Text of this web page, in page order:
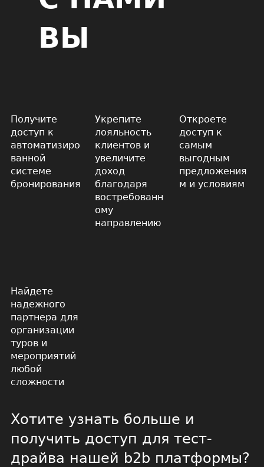
ВЫ
Получите
доступ к
автоматизиро
ванной
системе
бронирования
Укрепите
лояльность
клиентов и
увеличите
доход
благодаря
востребованн
ому
направлению
Откроете
доступ к
самым
выгодным
предложения
м и условиям
Найдете
надежного
партнера для
организации
туров и
мероприятий
любой
сложности
Хотите узнать больше и
получить доступ для тест-
драйва нашей b2b платформы?